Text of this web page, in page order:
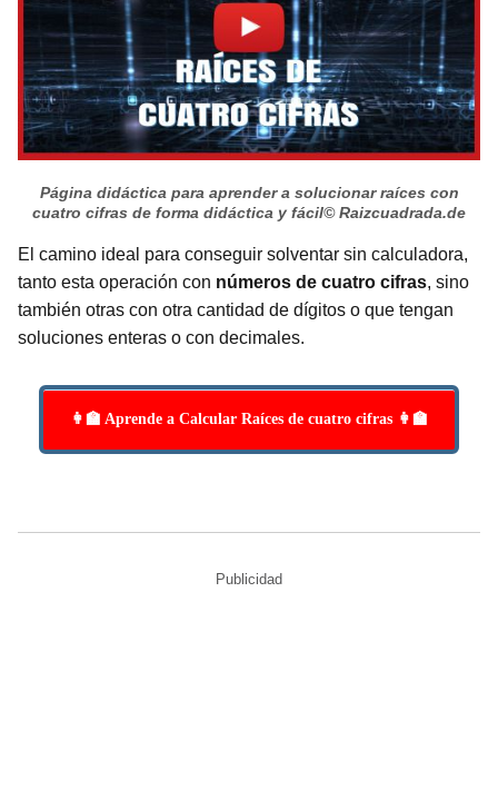
Página didáctica para aprender a solucionar raíces con
cuatro cifras de forma didáctica y fácil© Raizcuadrada.de
El camino ideal para conseguir solventar sin calculadora,
tanto esta operación con números de cuatro cifras, sino
también otras con otra cantidad de dígitos o que tengan
soluciones enteras o con decimales.
👩‍🏫 Aprende a Calcular Raíces de cuatro cifras 👩‍🏫
Publicidad